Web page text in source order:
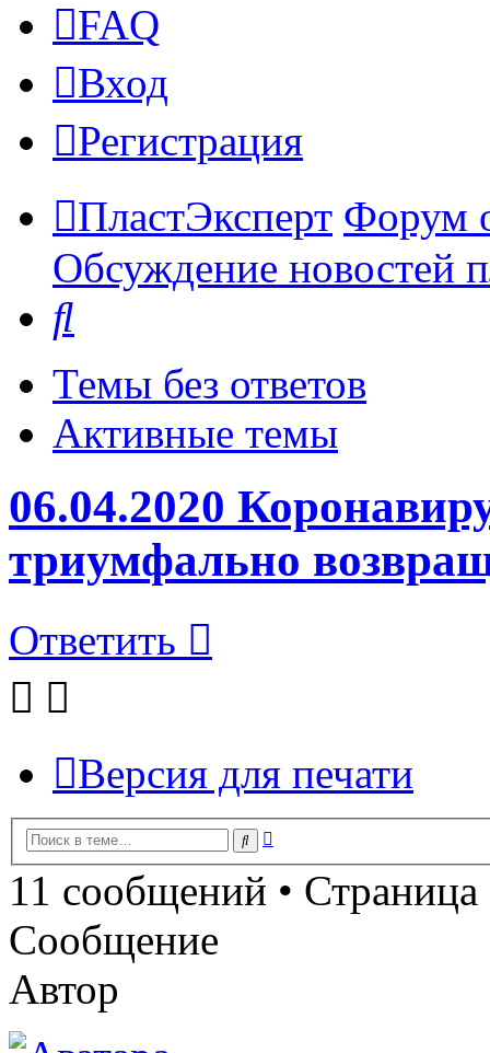
FAQ
Вход
Регистрация
ПластЭксперт Форум
Обсуждение новостей
Темы без ответов
Активные темы
06.04.2020
триумфально
Ответить
Версия для печати
Поиск
11 сообщений • Страница
Сообщение
Автор